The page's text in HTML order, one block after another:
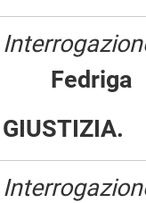
GIUSTIZIA.